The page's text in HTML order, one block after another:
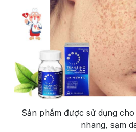
Sản phẩm được sử dụng
nhang, sạm